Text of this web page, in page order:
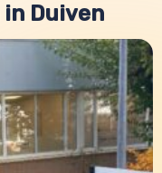
Duiven